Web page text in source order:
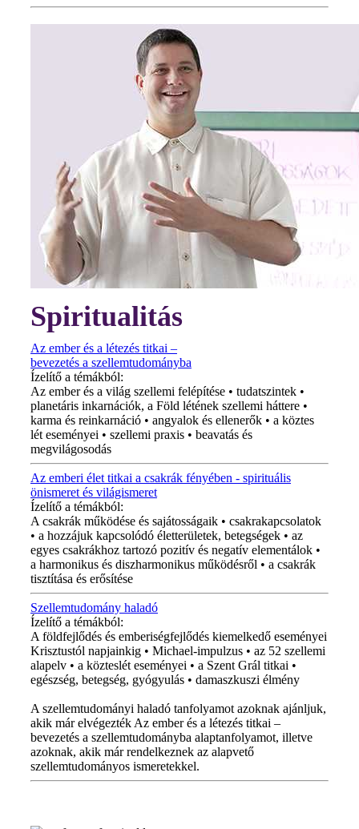
Spiritualitás
Az ember és a létezés titkai –
bevezetés a szellemtudományba
Ízelítő a témákból:
Az ember és a világ szellemi felépítése • tudatszintek •
planetáris inkarnációk, a Föld létének szellemi háttere •
karma és reinkarnáció • angyalok és ellenerők • a köztes
lét eseményei • szellemi praxis • beavatás és
megvilágosodás
Az emberi élet titkai a csakrák fényében - spirituális
önismeret és világismeret
Ízelítő a témákból:
A csakrák működése és sajátosságaik • csakrakapcsolatok
• a hozzájuk kapcsolódó életterületek, betegségek • az
egyes csakrákhoz tartozó pozitív és negatív elementálok •
a harmonikus és diszharmonikus működésről • a csakrák
tisztítása és erősítése
Szellemtudomány haladó
Ízelítő a témákból:
A földfejlődés és emberiségfejlődés kiemelkedő eseményei
Krisztustól napjainkig • Michael-impulzus • az 52 szellemi
alapelv • a közteslét eseményei • a Szent Grál titkai •
egészség, betegség, gyógyulás • damaszkuszi élmény
A szellemtudományi haladó tanfolyamot azoknak ajánljuk,
akik már elvégezték Az ember és a létezés titkai –
bevezetés a szellemtudományba alaptanfolyamot, illetve
azoknak, akik már rendelkeznek az alapvető
szellemtudományos ismeretekkel.